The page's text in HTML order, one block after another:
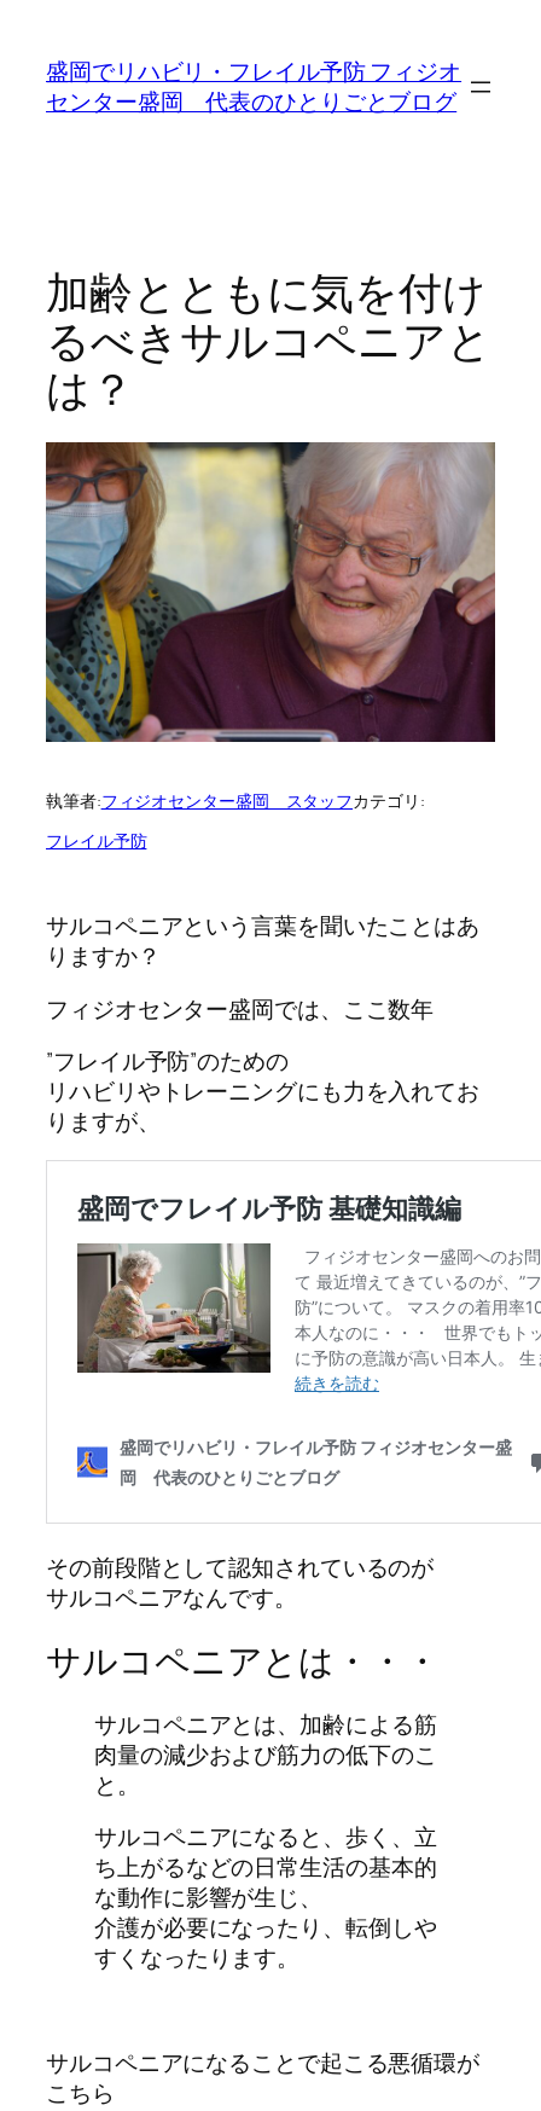
盛岡でリハビリ・フレイル予防 フィジオ
センター盛岡 代表のひとりごとブログ
加齢とともに気を付け
るべきサルコペニアと
は？
執筆者:フィジオセンター盛岡 スタッフカテゴリ:
フレイル予防
サルコペニアという言葉を聞いたことはあ
りますか？
フィジオセンター盛岡では、ここ数年
”フレイル予防”のための
リハビリやトレーニングにも力を入れてお
りますが、
その前段階として認知されているのが
サルコペニアなんです。
サルコペニアとは・・・
サルコペニアとは、加齢による筋
肉量の減少および筋力の低下のこ
と。
サルコペニアになると、歩く、立
ち上がるなどの日常生活の基本的
な動作に影響が生じ、
介護が必要になったり、転倒しや
すくなったります。
サルコペニアになることで起こる悪循環が
こちら